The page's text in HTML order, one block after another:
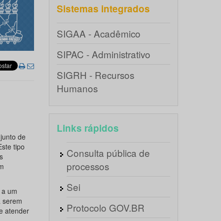
de
tipo
um
serem
atender
Sistemas integrados
SIGAA - Acadêmico
SIPAC - Administrativo
SIGRH - Recursos
Humanos
Links rápidos
Consulta pública de
processos
Sei
Protocolo GOV.BR